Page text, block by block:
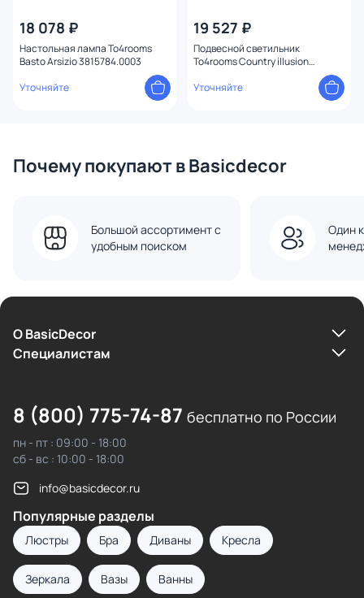
18 078 ₽
Настольная лампа To4rooms
Basto Arsizio 3815784.0003
Уточняйте
19 527 ₽
Подвесной светильник
To4rooms Country illusion
Уточняйте
Почему покупают в Basicdecor
Большой ассортимент с
удобным поиском
Один
О BasicDecor
Cпециалистам
8 (800) 775-74-87 бесплатно по России
пн - пт : 09:00 - 18:00
сб - вс : 10:00 - 18:00
info@basicdecor.ru
Популярные разделы
Люстры Бра Диваны Кресла
Зеркала Вазы Ванны